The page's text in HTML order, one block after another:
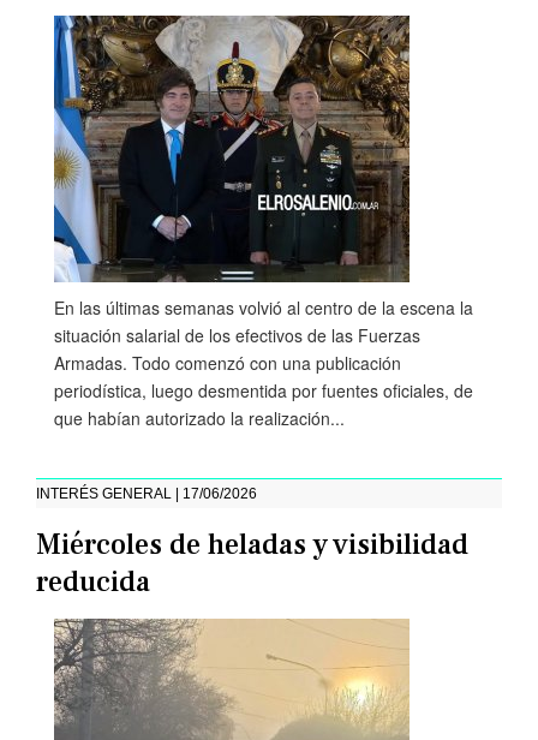
En las últimas semanas volvió al centro de la escena la
situación salarial de los efectivos de las Fuerzas
Armadas. Todo comenzó con una publicación
periodística, luego desmentida por fuentes oficiales, de
que habían autorizado la realización...
INTERÉS GENERAL | 17/06/2026
Miércoles de heladas y visibilidad
reducida